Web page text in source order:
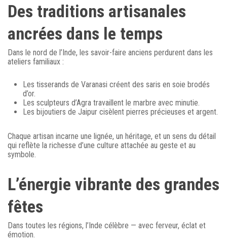
Des traditions artisanales
ancrées dans le temps
Dans le nord de l’Inde, les savoir-faire anciens perdurent dans les
ateliers familiaux :
Les tisserands de Varanasi créent des saris en soie brodés
d’or.
Les sculpteurs d’Agra travaillent le marbre avec minutie.
Les bijoutiers de Jaipur cisèlent pierres précieuses et argent.
Chaque artisan incarne une lignée, un héritage, et un sens du détail
qui reflète la richesse d’une culture attachée au geste et au
symbole.
L’énergie vibrante des grandes
fêtes
Dans toutes les régions, l’Inde célèbre — avec ferveur, éclat et
émotion.